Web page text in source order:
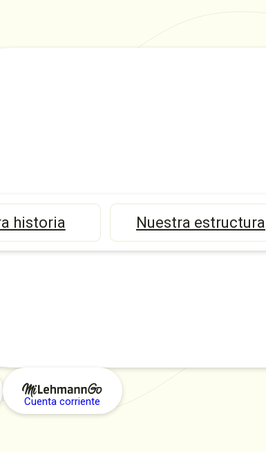
historia Nuestra estructura
Cuenta corriente